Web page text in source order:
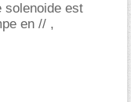
solenoide est
en // ,